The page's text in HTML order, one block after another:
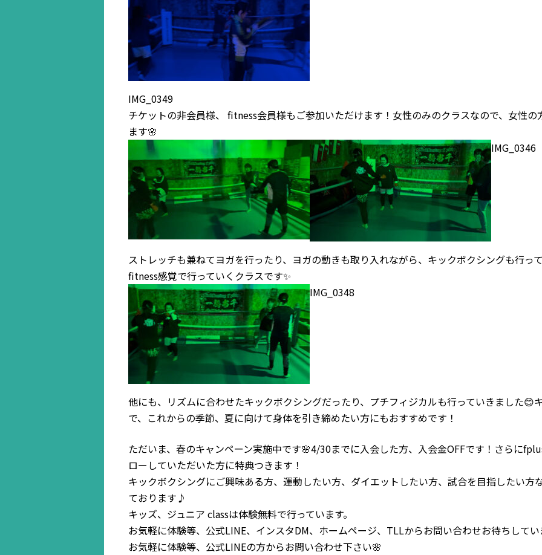
IMG_0349
チケットの非会員様、 fitness会員様もご参加いただけます！女性のみのクラスなので、女性
ます🌸
IMG_0346
ストレッチも兼ねてヨガを行ったり、ヨガの動きも取り入れながら、キックボクシングも行っ
fitness感覚で行っていくクラスです✨
IMG_0348
他にも、リズムに合わせたキックボクシングだったり、プチフィジカルも行っていきました😊
で、これからの季節、夏に向けて身体を引き締めたい方にもおすすめです！
ただいま、春のキャンペーン実施中です🌸4/30までに入会した方、入会金OFFです！さらに
ローしていただいた方に特典つきます！
キックボクシングにご興味ある方、運動したい方、ダイエットしたい方、試合を目指したい方
ております♪
キッズ、ジュニア classは体験無料で行っています。
お気軽に体験等、公式LINE、インスタDM、ホームページ、TLLからお問い合わせお待ちしてい
お気軽に体験等、公式LINEの方からお問い合わせ下さい🌸